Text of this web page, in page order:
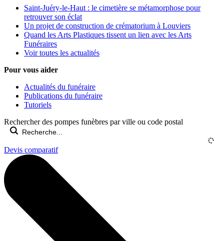
Saint-Juéry-le-Haut : le cimetière se métamorphose pour
retrouver son éclat
Un projet de construction de crématorium à Louviers
Quand les Arts Plastiques tissent un lien avec les Arts
Funéraires
Voir toutes les actualités
Pour vous aider
Actualités du funéraire
Publications du funéraire
Tutoriels
Rechercher des pompes funèbres par ville ou code postal
Devis comparatif